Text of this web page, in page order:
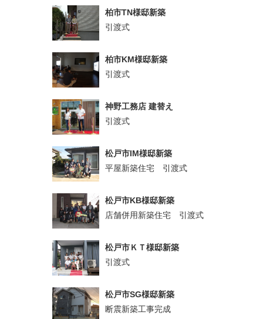
柏市TN様邸新築
引渡式
柏市KM様邸新築
引渡式
神野工務店 建替え
引渡式
松戸市IM様邸新築
平屋新築住宅 引渡式
松戸市KB様邸新築
店舗併用新築住宅 引渡式
松戸市ＫＴ様邸新築
引渡式
松戸市SG様邸新築
断震新築工事完成